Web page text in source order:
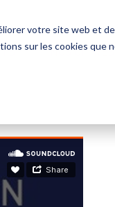
votre site web et
sur les cookies que
NOS OFFRES